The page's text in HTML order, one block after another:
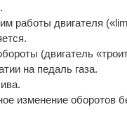
работы двигателя
(двигатель
на педаль газа.
изменение оборотов